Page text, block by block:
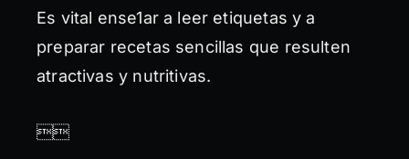
Es vital ense1ar a leer etiquetas y a
preparar recetas sencillas que resulten
atractivas y nutritivas.
